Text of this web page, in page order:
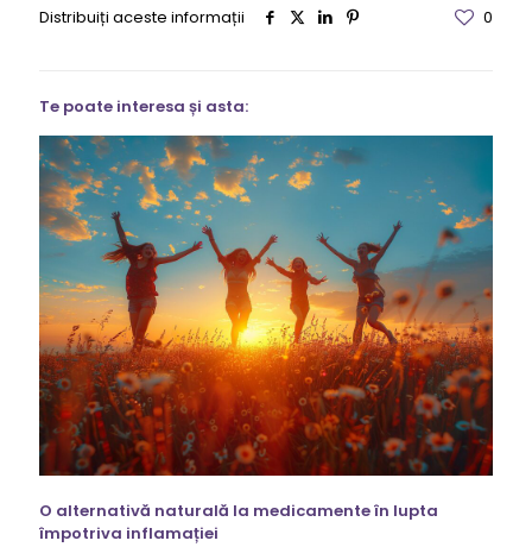
Distribuiți aceste informații 0
Te poate interesa și asta:
O alternativă naturală la medicamente în lupta
împotriva inflamației